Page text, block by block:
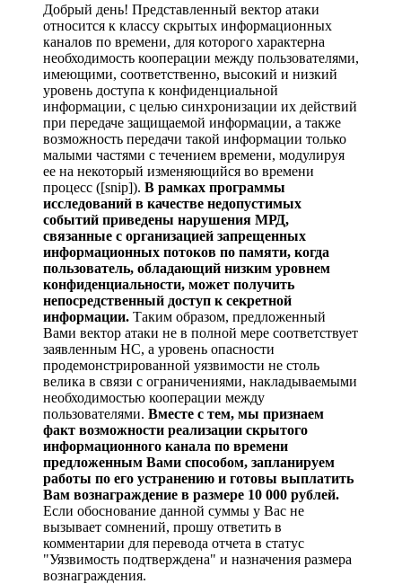
Добрый день! Представленный вектор атаки
относится к классу скрытых информационных
каналов по времени, для которого характерна
необходимость кооперации между пользователями,
имеющими, соответственно, высокий и низкий
уровень доступа к конфиденциальной
информации, с целью синхронизации их действий
при передаче защищаемой информации, а также
возможность передачи такой информации только
малыми частями с течением времени, модулируя
ее на некоторый изменяющийся во времени
процесс ([snip]). В рамках программы
исследований в качестве недопустимых
событий приведены нарушения МРД,
связанные с организацией запрещенных
информационных потоков по памяти, когда
пользователь, обладающий низким уровнем
конфиденциальности, может получить
непосредственный доступ к секретной
информации. Таким образом, предложенный
Вами вектор атаки не в полной мере соответствует
заявленным НС, а уровень опасности
продемонстрированной уязвимости не столь
велика в связи с ограничениями, накладываемыми
необходимостью кооперации между
пользователями. Вместе с тем, мы признаем
факт возможности реализации скрытого
информационного канала по времени
предложенным Вами способом, запланируем
работы по его устранению и готовы выплатить
Вам вознаграждение в размере 10 000 рублей.
Если обоснование данной суммы у Вас не
вызывает сомнений, прошу ответить в
комментарии для перевода отчета в статус
"Уязвимость подтверждена" и назначения размера
вознаграждения.